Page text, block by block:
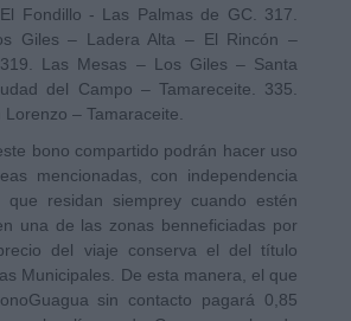
Fondillo - Las Palmas de GC. 317.
Giles – Ladera Alta – El Rincón –
Las Mesas – Los Giles – Santa
del Campo – Tamareceite. 335.
– Tamaraceite.
bono compartido podrán hacer uso
mencionadas, con independencia
residan siemprey cuando estén
una de las zonas benneficiadas por
del viaje conserva el del título
Municipales. De esta manera, el que
sin contacto pagará 0,85